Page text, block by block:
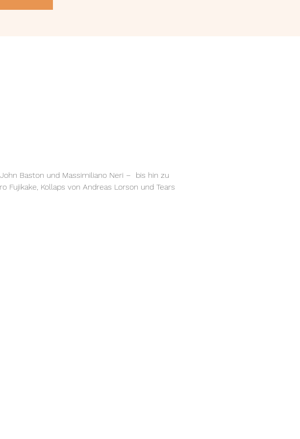
Baston und Massimiliano Neri –  bis hin zu
Fujikake, Kollaps von Andreas Lorson und Tears